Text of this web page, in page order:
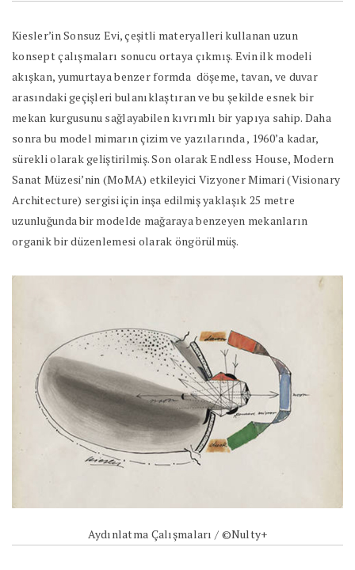
Kiesler’in Sonsuz Evi, çeşitli materyalleri kullanan uzun
konsept çalışmaları sonucu ortaya çıkmış. Evin ilk modeli
akışkan, yumurtaya benzer formda döşeme, tavan, ve duvar
arasındaki geçişleri bulanıklaştıran ve bu şekilde esnek bir
mekan kurgusunu sağlayabilen kıvrımlı bir yapıya sahip. Daha
sonra bu model mimarın çizim ve yazılarında , 1960’a kadar,
sürekli olarak geliştirilmiş. Son olarak Endless House, Modern
Sanat Müzesi’nin (MoMA) etkileyici Vizyoner Mimari (Visionary
Architecture) sergisi için inşa edilmiş yaklaşık 25 metre
uzunluğunda bir modelde mağaraya benzeyen mekanların
organik bir düzenlemesi olarak öngörülmüş.
Aydınlatma Çalışmaları / ©Nulty+